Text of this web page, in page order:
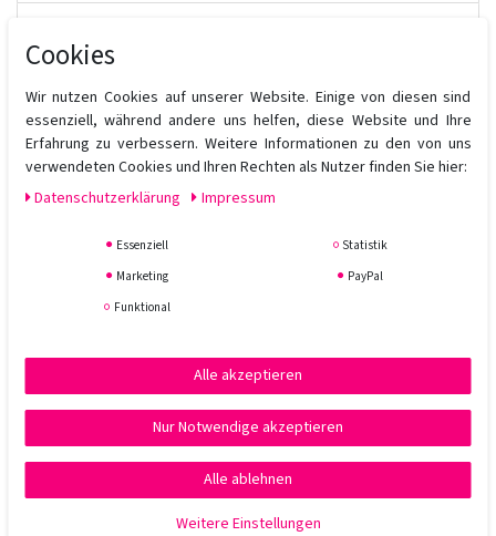
DasSEB MAN The Multitasker 3in1 Hair, Beard & Body Wash
wurde entwickelt, um das Haar, den Bart und den Körper zu
reinigen. Es ist für alle Haartypen geeignet.
Cookies
Wir nutzen Cookies auf unserer Website. Einige von diesen sind
essenziell, während andere uns helfen, diese Website und Ihre
Erfahrung zu verbessern. Weitere Informationen zu den von uns
verwendeten Cookies und Ihren Rechten als Nutzer finden Sie hier:
Daten­schutz­erklärung
Impressum
Essenziell
Statistik
Marketing
PayPal
Funktional
Alle akzeptieren
Nur Notwendige akzeptieren
Alle ablehnen
Weitere Einstellungen